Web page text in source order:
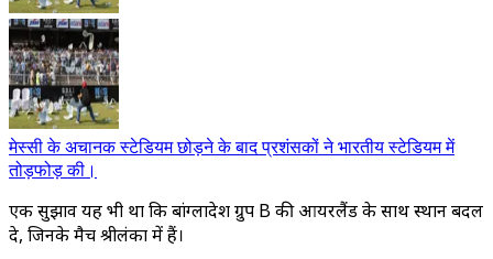
मेस्सी के अचानक स्टेडियम छोड़ने के बाद प्रशंसकों ने भारतीय स्टेडियम में
तोड़फोड़ की।
एक सुझाव यह भी था कि बांग्लादेश ग्रुप B की आयरलैंड के साथ स्थान बदल
दे, जिनके मैच श्रीलंका में हैं।